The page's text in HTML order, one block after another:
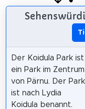
Der Koidula Park ist
ein Park im Zentrum
von Pärnu. Der Park
ist nach Lydia
Koidula benannt.